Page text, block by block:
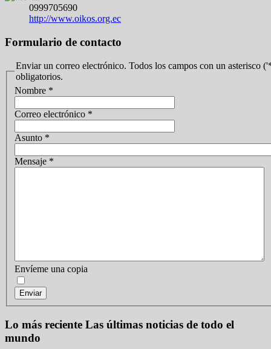
0999705690
http://www.oikos.org.ec
Formulario de contacto
Enviar un correo electrónico. Todos los campos con un asterisco
obligatorios.
Nombre *
Correo electrónico *
Asunto *
Mensaje *
Envíeme una copia
Enviar
Lo más reciente Las últimas noticias de todo el
mundo